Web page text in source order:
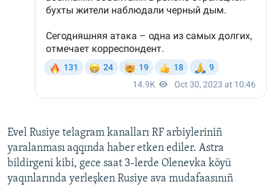
Evel Rusiye telagram kanalları RF arbiyleriniñ
yaralanması aqqında haber etken ediler. Astra
bildirgeni kibi, gece saat 3-lerde Olenevka köyü
yaqınlarında yerleşken Rusiye ava mudafaasınıñ